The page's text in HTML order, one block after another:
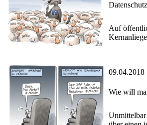
Auf
09.04.2018
Wie will